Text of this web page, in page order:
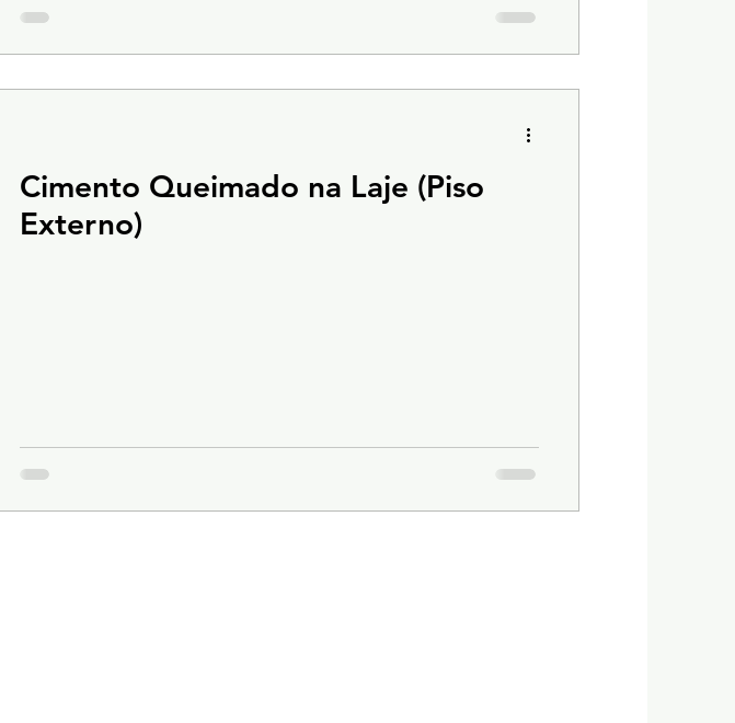
Cimento Queimado na Laje (Piso
Externo)